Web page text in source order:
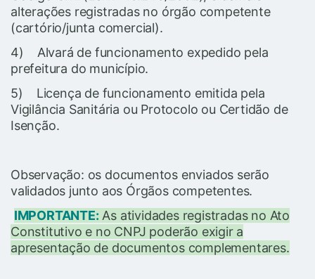
alterações registradas no órgão competente
(cartório/junta comercial).
4) Alvará de funcionamento expedido pela
prefeitura do município.
5) Licença de funcionamento emitida pela
Vigilância Sanitária ou Protocolo ou Certidão de
Isenção.
Observação: os documentos enviados serão
validados junto aos Órgãos competentes.
IMPORTANTE: As atividades registradas no Ato
Constitutivo e no CNPJ poderão exigir a
apresentação de documentos complementares.